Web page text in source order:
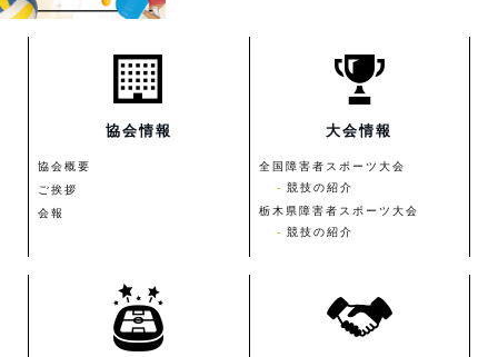
協会情報
協会概要
ご挨拶
会報
大会情報
全国障害者スポーツ大会
競技の紹介
栃木県障害者スポーツ大会
競技の紹介